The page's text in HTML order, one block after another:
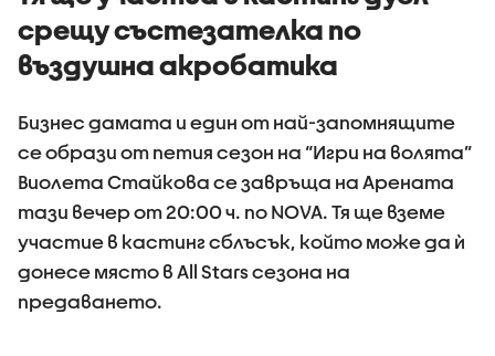
срещу състезателка по
въздушна акробатика
Бизнес дамата и един от най-запомнящите
се образи от петия сезон на “Игри на волята”
Виолета Стайкова се завръща на Арената
тази вечер от 20:00 ч. по NOVA. Тя ще вземе
участие в кастинг сблъсък, който може да ѝ
донесе място в All Stars сезона на
предаването.